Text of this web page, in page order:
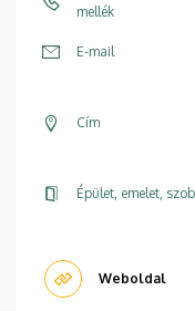
mellék
E-mail
Cím
Épület, emelet,
Weboldal